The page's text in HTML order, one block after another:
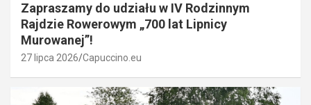
Zapraszamy do udziału w IV Rodzinnym
Rajdzie Rowerowym „700 lat Lipnicy
Murowanej”!
27 lipca 2026 Capuccino.eu